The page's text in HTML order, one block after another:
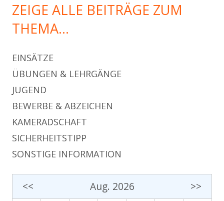
ZEIGE ALLE BEITRÄGE ZUM
THEMA…
EINSÄTZE
ÜBUNGEN & LEHRGÄNGE
JUGEND
BEWERBE & ABZEICHEN
KAMERADSCHAFT
SICHERHEITSTIPP
SONSTIGE INFORMATION
<< Aug. 2026 >>